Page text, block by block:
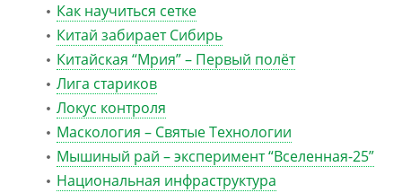
Как научиться сетке
Китай забирает Сибирь
Китайская “Мрия” – Первый полёт
Лига стариков
Локус контроля
Маскология – Святые Технологии
Мышиный рай – эксперимент “Вселенная-25”
Национальная инфраструктура